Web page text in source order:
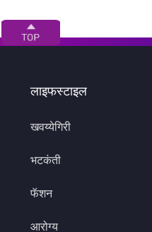
लाइफस्टाइल
खवय्येगिरी
भटकंती
फॅशन
आरोग्य